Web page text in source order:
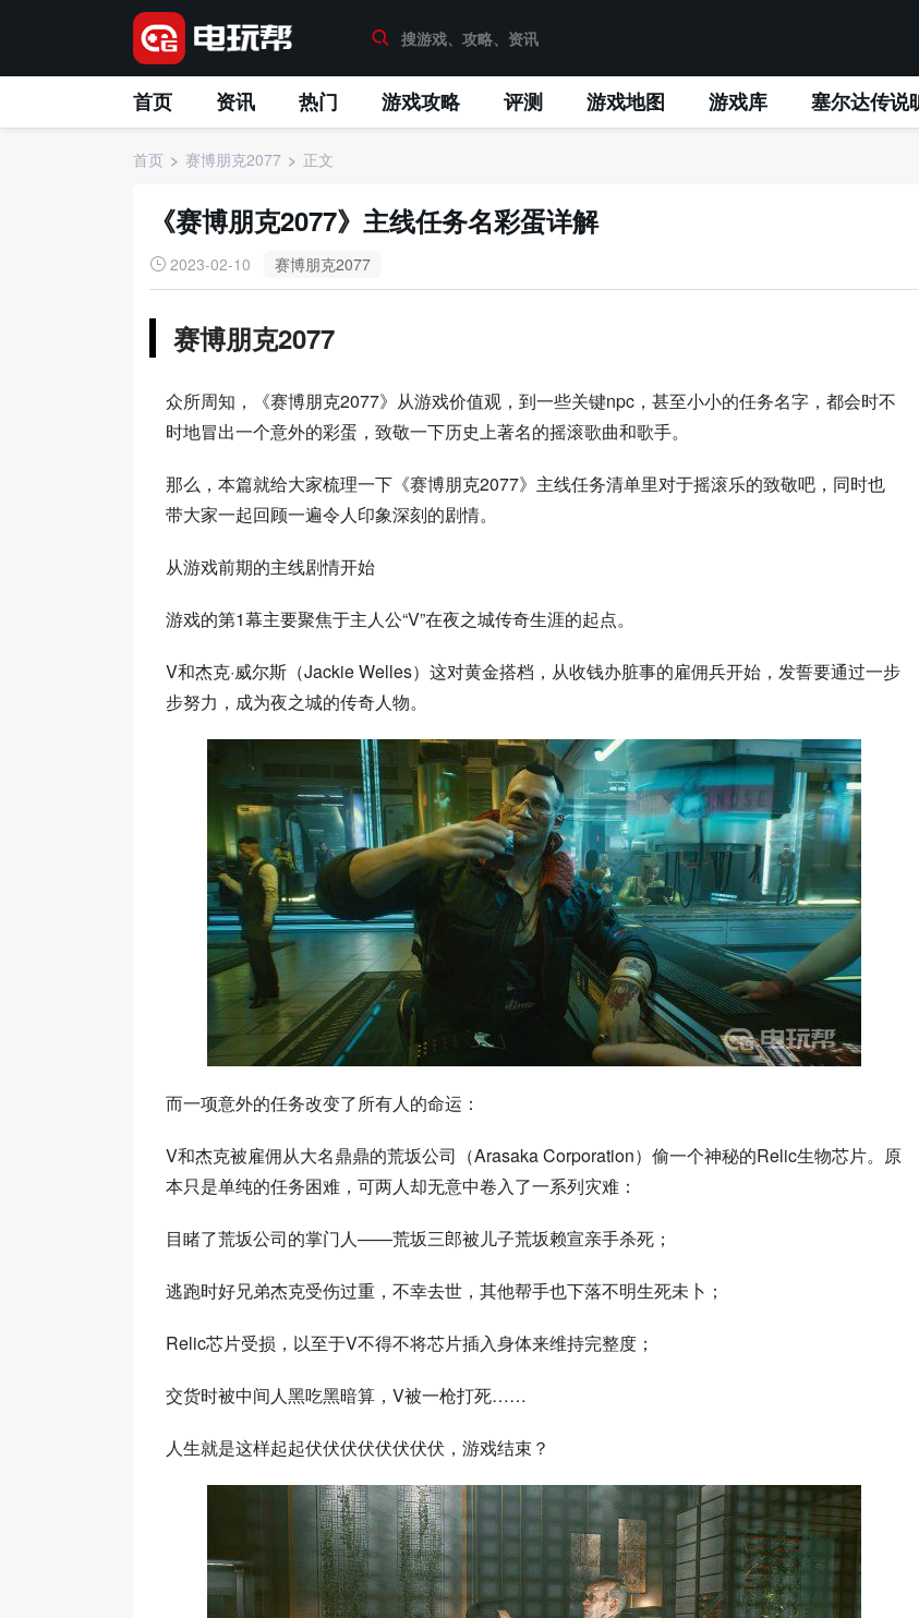
首页 资讯 热门 游戏攻略 评测 游戏地图 游戏库 塞尔达传说
首页 赛博朋克2077 正文
《赛博朋克2077》主线任务名彩蛋详解
2023-02-10 赛博朋克2077
赛博朋克2077
众所周知，《赛博朋克2077》从游戏价值观，到一些关键npc，甚至小小的任务名字，都会时不
时地冒出一个意外的彩蛋，致敬一下历史上著名的摇滚歌曲和歌手。
那么，本篇就给大家梳理一下《赛博朋克2077》主线任务清单里对于摇滚乐的致敬吧，同时也
带大家一起回顾一遍令人印象深刻的剧情。
从游戏前期的主线剧情开始
游戏的第1幕主要聚焦于主人公“V”在夜之城传奇生涯的起点。
V和杰克·威尔斯（Jackie Welles）这对黄金搭档，从收钱办脏事的雇佣兵开始，发誓要通过一步
步努力，成为夜之城的传奇人物。
而一项意外的任务改变了所有人的命运：
V和杰克被雇佣从大名鼎鼎的荒坂公司（Arasaka Corporation）偷一个神秘的Relic生物芯片。原
本只是单纯的任务困难，可两人却无意中卷入了一系列灾难：
目睹了荒坂公司的掌门人——荒坂三郎被儿子荒坂赖宣亲手杀死；
逃跑时好兄弟杰克受伤过重，不幸去世，其他帮手也下落不明生死未卜；
Relic芯片受损，以至于V不得不将芯片插入身体来维持完整度；
交货时被中间人黑吃黑暗算，V被一枪打死……
人生就是这样起起伏伏伏伏伏伏伏伏，游戏结束？